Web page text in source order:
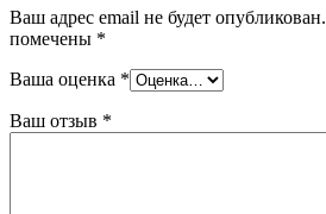
Ваш адрес email не будет опубликован.
помечены *
Ваша оценка *
Ваш отзыв *